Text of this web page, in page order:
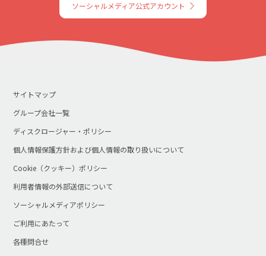
ソーシャルメディア公式アカウント
サイトマップ
グループ会社一覧
ディスクロージャー・ポリシー
個人情報保護方針および個人情報の取り扱いについて
Cookie（クッキー）ポリシー
利用者情報の外部送信について
ソーシャルメディアポリシー
ご利用にあたって
各種問合せ